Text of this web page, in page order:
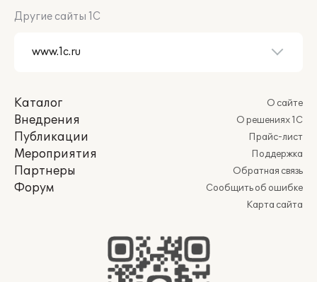
Другие сайты 1С
Каталог
Внедрения
Публикации
Мероприятия
Партнеры
Форум
О сайте
О решениях 1С
Прайс-лист
Поддержка
Обратная связь
Сообщить об ошибке
Карта сайта